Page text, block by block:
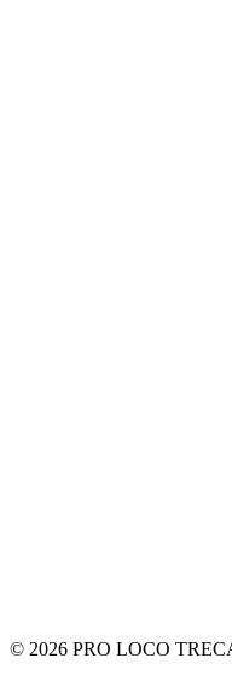
© 2026 PRO LOCO